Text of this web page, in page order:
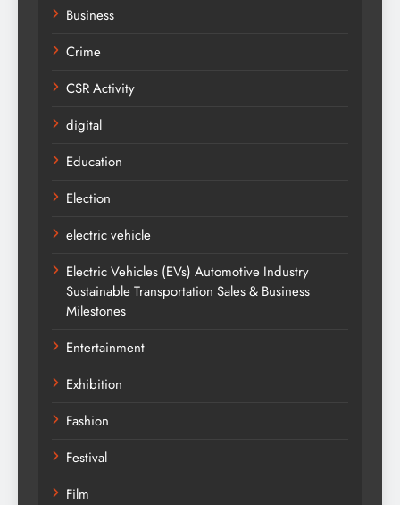
Business
Crime
CSR Activity
digital
Education
Election
electric vehicle
Electric Vehicles (EVs) Automotive Industry
Sustainable Transportation Sales & Business
Milestones
Entertainment
Exhibition
Fashion
Festival
Film